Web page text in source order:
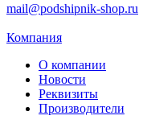
mail@podshipnik-shop.ru
Компания
О компании
Новости
Реквизиты
Производители